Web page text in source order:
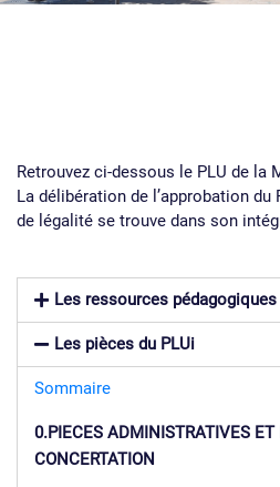
Retrouvez ci-dessous le PLU de la
La délibération de l’approbation
de légalité se trouve dans son
Les ressources pédagogiques
Les pièces du PLUi
Sommaire
0.PIECES ADMINISTRATIVES
CONCERTATION